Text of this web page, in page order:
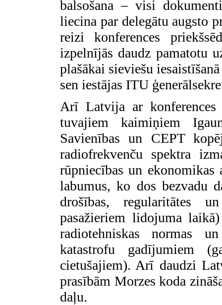
balsošana – visi
liecina par delegātu augsto
reizi konferences
izpelnījās daudz pamatotu
plašākai sieviešu
sen iestājas ITU
Arī Latvija ar
tuvajiem kaimiņiem
Savienības un CEPT
radiofrekvenču spektra
rūpniecības un
labumus, ko dos bezvadu
drošības, regularitātes
pasažieriem lidojuma
radiotehniskas normas
katastrofu gadījumiem
cietušajiem). Arī daudzi
prasībām Morzes koda
daļu.